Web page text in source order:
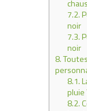
7.2.
noir
7.3.
noir
8.
8.1.
pluie
8.2.